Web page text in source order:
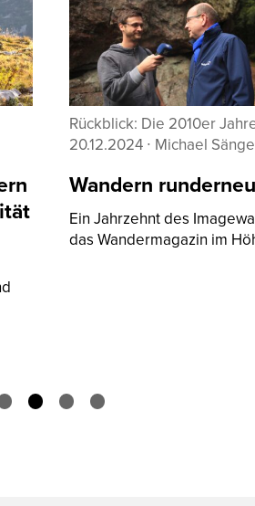
2010er Jahre
Michael Sänger
Imagewandels und
im Höhenflug.